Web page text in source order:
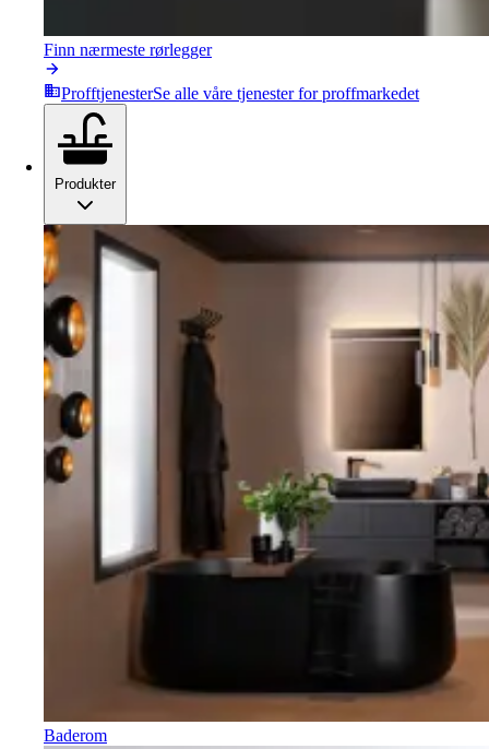
Finn nærmeste rørlegger
ProfftjenesterSe alle våre tjenester for proffmarkedet
Produkter
Baderom